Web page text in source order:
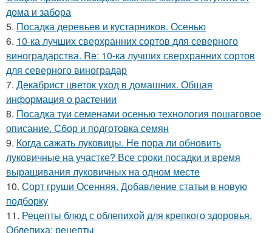
дома и забора
5. Посадка деревьев и кустарников. Осенью
6. 10-ка лучших сверхранних сортов для северного
виноградарства. Re: 10-ка лучших сверхранних сортов
для северного виноградар
7. Декабрист цветок уход в домашних. Общая
информация о растении
8. Посадка туи семенами осенью технология пошаговое
описание. Сбор и подготовка семян
9. Когда сажать луковицы. Не пора ли обновить
луковичные на участке? Все сроки посадки и время
выращивания луковичных на одном месте
10. Сорт груши Осенняя. Добавление статьи в новую
подборку
11. Рецепты блюд с облепихой для крепкого здоровья.
Облепиха: рецепты